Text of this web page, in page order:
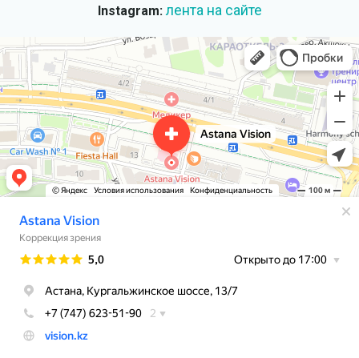
Instagram: лента на сайте
Astana Vision
Коррекция зрения в Астане